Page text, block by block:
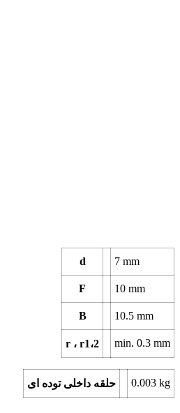
d 7 mm
F 10 mm
B 10.5 mm
r ، r1،2 min. 0.3 mm
حلقه داخلی توده ای 0.003 kg